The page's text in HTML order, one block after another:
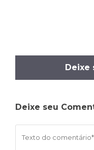
Deixe
Deixe seu